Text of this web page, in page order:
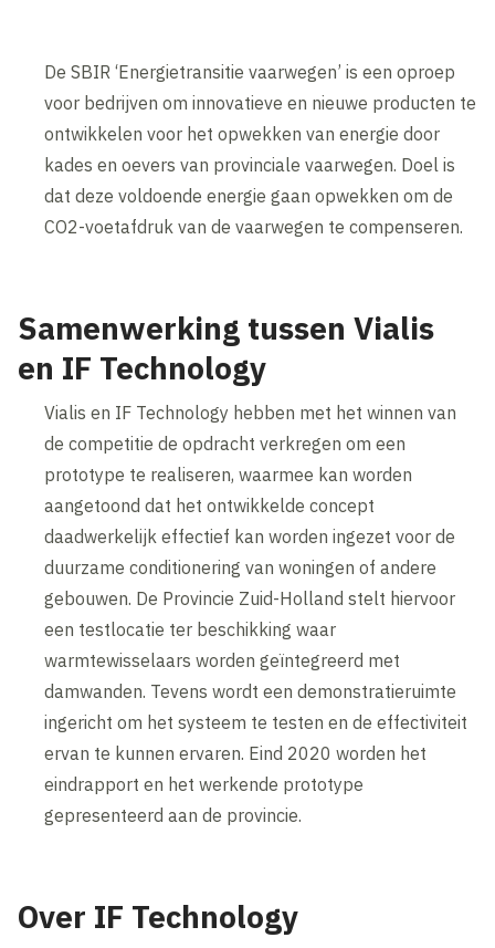
De SBIR ‘Energietransitie vaarwegen’ is een oproep
voor bedrijven om innovatieve en nieuwe producten te
ontwikkelen voor het opwekken van energie door
kades en oevers van provinciale vaarwegen. Doel is
dat deze voldoende energie gaan opwekken om de
CO2-voetafdruk van de vaarwegen te compenseren.
Samenwerking tussen Vialis
en IF Technology
Vialis en IF Technology hebben met het winnen van
de competitie de opdracht verkregen om een
prototype te realiseren, waarmee kan worden
aangetoond dat het ontwikkelde concept
daadwerkelijk effectief kan worden ingezet voor de
duurzame conditionering van woningen of andere
gebouwen. De Provincie Zuid-Holland stelt hiervoor
een testlocatie ter beschikking waar
warmtewisselaars worden geïntegreerd met
damwanden. Tevens wordt een demonstratieruimte
ingericht om het systeem te testen en de effectiviteit
ervan te kunnen ervaren. Eind 2020 worden het
eindrapport en het werkende prototype
gepresenteerd aan de provincie.
Over IF Technology